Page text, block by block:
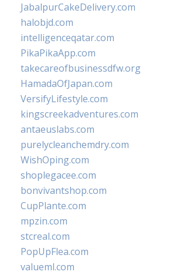
JabalpurCakeDelivery.com
halobjd.com
intelligenceqatar.com
PikaPikaApp.com
takecareofbusinessdfw.org
HamadaOfJapan.com
VersifyLifestyle.com
kingscreekadventures.com
antaeuslabs.com
purelycleanchemdry.com
WishOping.com
shoplegacee.com
bonvivantshop.com
CupPlante.com
mpzin.com
stcreal.com
PopUpFlea.com
valueml.com